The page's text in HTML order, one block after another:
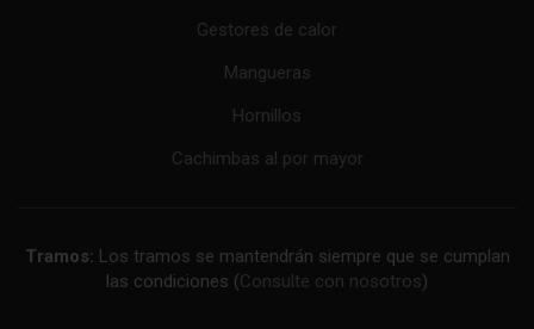
Gestores de calor
Mangueras
Hornillos
Cachimbas al por mayor
Tramos: Los tramos se mantendrán siempre que se cumplan
las condiciones (Consulte con nosotros)